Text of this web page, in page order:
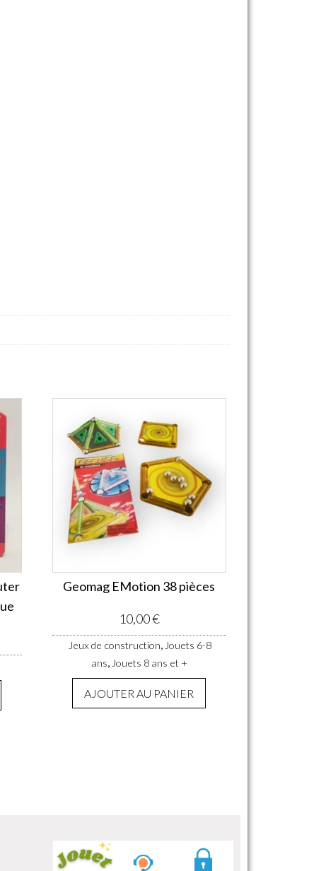
Geomag EMotion 38 pièces
10,00€
Jeux de construction, Jouets 6-8
ans, Jouets 8 ans et +
AJOUTER AU PANIER